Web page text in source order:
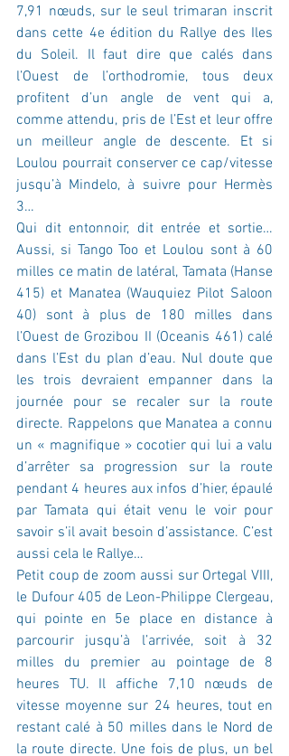
7,91 nœuds, sur le seul trimaran inscrit
dans cette 4e édition du Rallye des Iles
du Soleil. Il faut dire que calés dans
l’Ouest de l’orthodromie, tous deux
profitent d’un angle de vent qui a,
comme attendu, pris de l’Est et leur offre
un meilleur angle de descente. Et si
Loulou pourrait conserver ce cap/vitesse
jusqu’à Mindelo, à suivre pour Hermès
3…
Qui dit entonnoir, dit entrée et sortie…
Aussi, si Tango Too et Loulou sont à 60
milles ce matin de latéral, Tamata (Hanse
415) et Manatea (Wauquiez Pilot Saloon
40) sont à plus de 180 milles dans
l’Ouest de Grozibou II (Oceanis 461) calé
dans l’Est du plan d’eau. Nul doute que
les trois devraient empanner dans la
journée pour se recaler sur la route
directe. Rappelons que Manatea a connu
un « magnifique » cocotier qui lui a valu
d’arrêter sa progression sur la route
pendant 4 heures aux infos d’hier, épaulé
par Tamata qui était venu le voir pour
savoir s’il avait besoin d’assistance. C’est
aussi cela le Rallye…
Petit coup de zoom aussi sur Ortegal VIII,
le Dufour 405 de Leon-Philippe Clergeau,
qui pointe en 5e place en distance à
parcourir jusqu’à l’arrivée, soit à 32
milles du premier au pointage de 8
heures TU. Il affiche 7,10 nœuds de
vitesse moyenne sur 24 heures, tout en
restant calé à 50 milles dans le Nord de
la route directe. Une fois de plus, un bel